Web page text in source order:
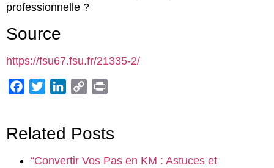
professionnelle ?
Source
https://fsu67.fsu.fr/21335-2/
Facebook
TwitterLinkedIn
Copy
Related Posts
“Convertir Vos Pas en KM : Astuces et